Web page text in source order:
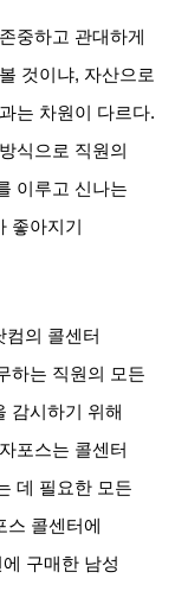
중하고 관대하게
것이냐, 자산으로
는 차원이 다르다.
식으로 직원의
이루고 신나는
좋아지기
의 콜센터
하는 직원의 모든
감시하기 위해
자포스는 콜센터
데 필요한 모든
스 콜센터에
구매한 남성